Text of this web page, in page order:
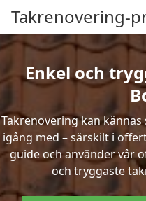
Takrenovering-
Enkel och
Takrenovering kan
igång med – särskilt i
guide och använder vår
och tryggaste